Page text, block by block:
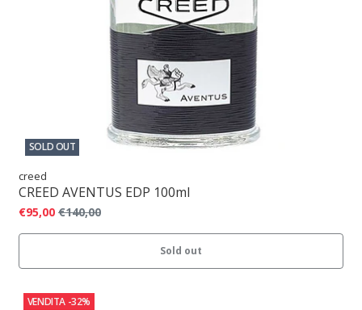
SOLD OUT
creed
CREED AVENTUS EDP 100ml
€95,00 €140,00
Sold out
VENDITA -32%